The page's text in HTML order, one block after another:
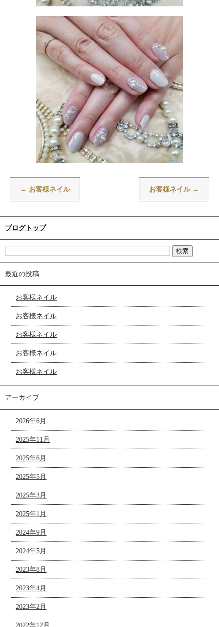
← お客様ネイル お客様ネイル →
ブログトップ
最近の投稿
お客様ネイル
お客様ネイル
お客様ネイル
お客様ネイル
お客様ネイル
アーカイブ
2026年6月
2025年11月
2025年6月
2025年5月
2025年3月
2025年1月
2024年9月
2024年5月
2023年8月
2023年4月
2023年2月
2022年12月